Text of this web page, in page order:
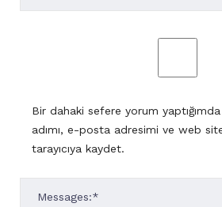
Bir dahaki sefere yorum
adımı, e-posta adresimi ve web
tarayıcıya kaydet.